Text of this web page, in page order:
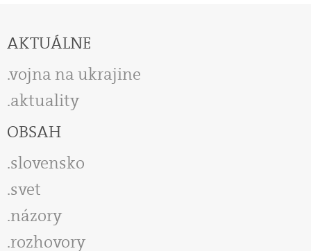
AKTUÁLNE
vojna na ukrajine
aktuality
OBSAH
slovensko
svet
názory
rozhovory